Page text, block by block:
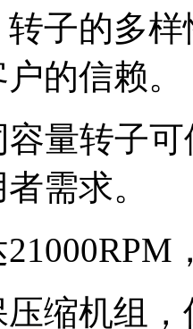
子的多
的信赖。
量转子
需求。
缩机组